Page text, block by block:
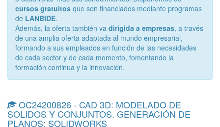
cursos gratuitos que son financiados mediante programas
de LANBIDE.
Además, la oferta también va dirigida a empresas, a través
de una amplia oferta adaptada al mundo empresarial,
formando a sus empleados en función de las necesidades
de cada sector y de cada momento, fomentando la
formación continua y la innovación.
OC24200826 - CAD 3D: MODELADO DE
SOLIDOS Y CONJUNTOS. GENERACIÓN DE
PLANOS: SOLIDWORKS